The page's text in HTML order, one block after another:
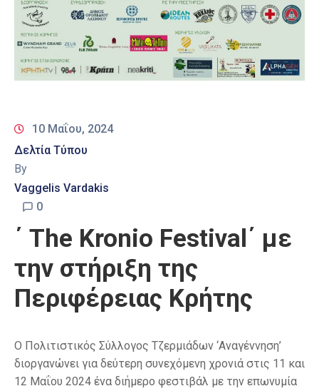
10 Μαΐου, 2024
Δελτία Τύπου
By
Vaggelis Vardakis
0
΄ The Kronio Festival΄ με
την στήριξη της
Περιφέρειας Κρήτης
Ο Πολιτιστικός Σύλλογος Τζερμιάδων ‘Αναγέννηση’
διοργανώνει για δεύτερη συνεχόμενη χρονιά στις 11 και
12 Μαΐου 2024 ένα διήμερο φεστιβάλ με την επωνυμία